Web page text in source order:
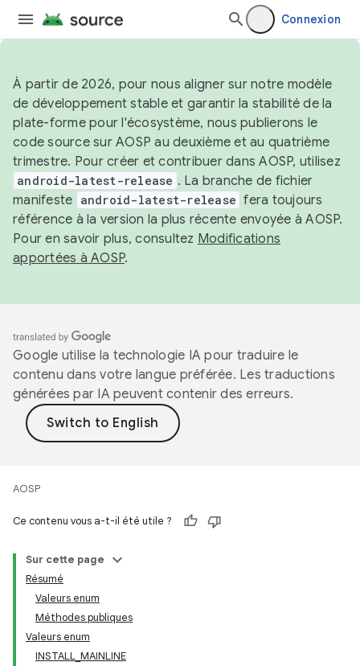
Connexion
À partir de 2026, pour nous aligner sur notre modèle
de développement stable et garantir la stabilité de la
plate-forme pour l'écosystème, nous publierons le
code source sur AOSP au deuxième et au quatrième
trimestre. Pour créer et contribuer dans AOSP, utilisez
android-latest-release . La branche de fichier
manifeste android-latest-release fera toujours
référence à la version la plus récente envoyée à AOSP.
Pour en savoir plus, consultez Modifications
apportées à AOSP.
Google utilise la technologie IA pour traduire le
contenu dans votre langue préférée. Les traductions
générées par IA peuvent contenir des erreurs.
AOSP
Ce contenu vous a-t-il été utile ?
Sur cette page
Résumé
Valeurs enum
Méthodes publiques
Valeurs enum
INSTALL_MAINLINE